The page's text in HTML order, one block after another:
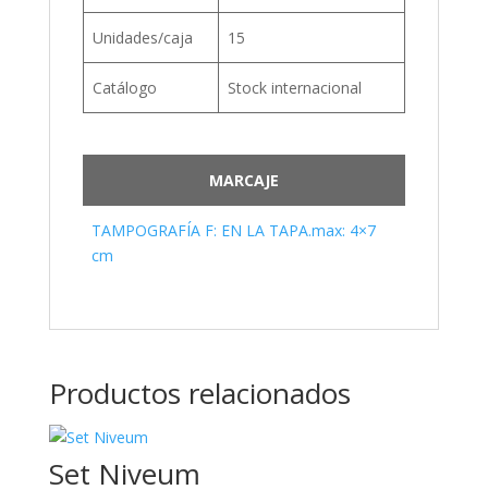
Unidades/caja 15
Catálogo Stock internacional
MARCAJE
TAMPOGRAFÍA F: EN LA TAPA.max: 4×7
cm
Productos relacionados
Set Niveum